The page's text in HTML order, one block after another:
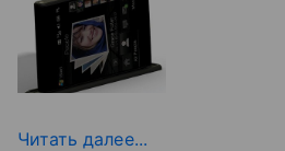
Читать далее...